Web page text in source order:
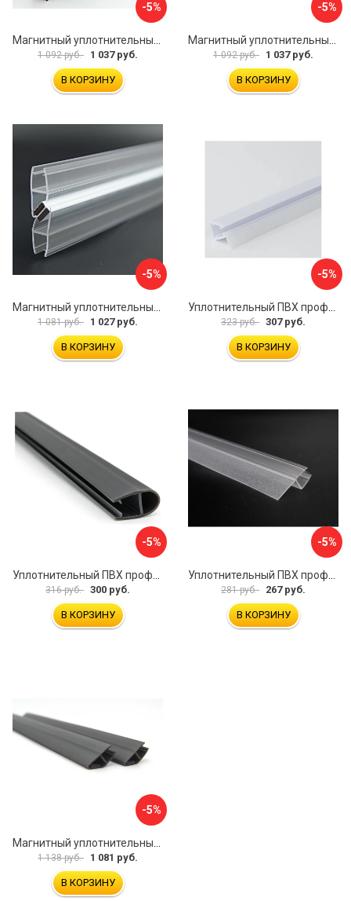
-5%
1 092 руб. 1 037 руб.
В КОРЗИНУ
-5%
1 092 руб. 1 037 руб.
В КОРЗИНУ
-5%
Магнитный уплотнительный профиль для стекла 8 мм SERVICE PLUS PVH04-914KW8
1 081 руб. 1 027 руб.
В КОРЗИНУ
-5%
Уплотнительный ПВХ профиль для стекла 8мм SERVICE PLUS PVH04-403/7WM8
323 руб. 307 руб.
В КОРЗИНУ
-5%
316 руб. 300 руб.
В КОРЗИНУ
-5%
281 руб. 267 руб.
В КОРЗИНУ
-5%
1 138 руб. 1 081 руб.
В КОРЗИНУ